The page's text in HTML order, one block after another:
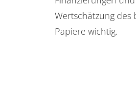
Wertschätzung des
Papiere wichtig.